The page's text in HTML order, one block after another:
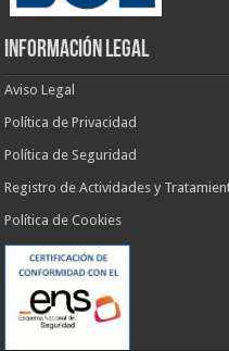
INFORMACIÓN LEGAL
Aviso Legal
Política de Privacidad
Política de Seguridad
Registro de Actividades y
Política de Cookies